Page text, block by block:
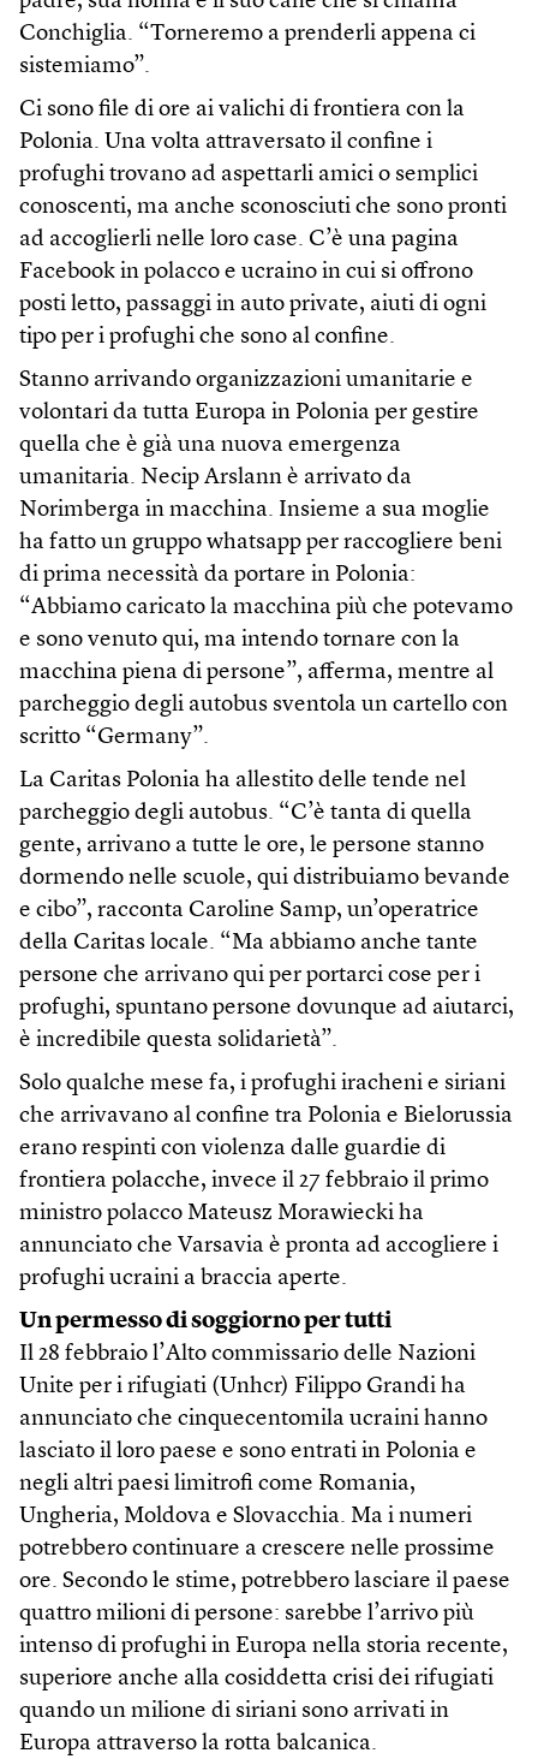
Conchiglia. “Torneremo a prenderli appena ci
sistemiamo”.
Ci sono file di ore ai valichi di frontiera con la
Polonia. Una volta attraversato il confine i
profughi trovano ad aspettarli amici o semplici
conoscenti, ma anche sconosciuti che sono pronti
ad accoglierli nelle loro case. C’è una pagina
Facebook in polacco e ucraino in cui si offrono
posti letto, passaggi in auto private, aiuti di ogni
tipo per i profughi che sono al confine.
Stanno arrivando organizzazioni umanitarie e
volontari da tutta Europa in Polonia per gestire
quella che è già una nuova emergenza
umanitaria. Necip Arslann è arrivato da
Norimberga in macchina. Insieme a sua moglie
ha fatto un gruppo whatsapp per raccogliere beni
di prima necessità da portare in Polonia:
“Abbiamo caricato la macchina più che potevamo
e sono venuto qui, ma intendo tornare con la
macchina piena di persone”, afferma, mentre al
parcheggio degli autobus sventola un cartello con
scritto “Germany”.
La Caritas Polonia ha allestito delle tende nel
parcheggio degli autobus. “C’è tanta di quella
gente, arrivano a tutte le ore, le persone stanno
dormendo nelle scuole, qui distribuiamo bevande
e cibo”, racconta Caroline Samp, un’operatrice
della Caritas locale. “Ma abbiamo anche tante
persone che arrivano qui per portarci cose per i
profughi, spuntano persone dovunque ad aiutarci,
è incredibile questa solidarietà”.
Solo qualche mese fa, i profughi iracheni e siriani
che arrivavano al confine tra Polonia e Bielorussia
erano respinti con violenza dalle guardie di
frontiera polacche, invece il 27 febbraio il primo
ministro polacco Mateusz Morawiecki ha
annunciato che Varsavia è pronta ad accogliere i
profughi ucraini a braccia aperte.
Un permesso di soggiorno per tutti
Il 28 febbraio l’Alto commissario delle Nazioni
Unite per i rifugiati (Unhcr) Filippo Grandi ha
annunciato che cinquecentomila ucraini hanno
lasciato il loro paese e sono entrati in Polonia e
negli altri paesi limitrofi come Romania,
Ungheria, Moldova e Slovacchia. Ma i numeri
potrebbero continuare a crescere nelle prossime
ore. Secondo le stime, potrebbero lasciare il paese
quattro milioni di persone: sarebbe l’arrivo più
intenso di profughi in Europa nella storia recente,
superiore anche alla cosiddetta crisi dei rifugiati
quando un milione di siriani sono arrivati in
Europa attraverso la rotta balcanica.